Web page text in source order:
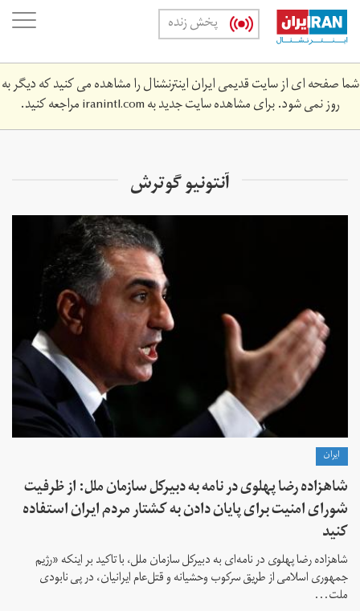
Skip
main
content
پخش زنده
شما صفحه ای از سایت قدیمی ایران اینترنشنال را مشاهده می کنید که دیگر به
روز نمی شود. برای مشاهده سایت جدید بهiranintl.comمراجعه کنید.
​آنتونیو گوترش
ايران
شاهزاده رضا پهلوی در نامه به دبیرکل سازمان ملل: از ظرفیت
شورای امنیت برای پایان دادن به کشتار مردم ایران استفاده
کنید
شاهزاده رضا پهلوی در نامه‌ای به دبیرکل سازمان ملل، با تاکید بر اینکه «رژیم
جمهوری اسلامی از طریق سرکوب وحشیانه و قتل‌عام ایرانیان، در پی نابودی
ملت...